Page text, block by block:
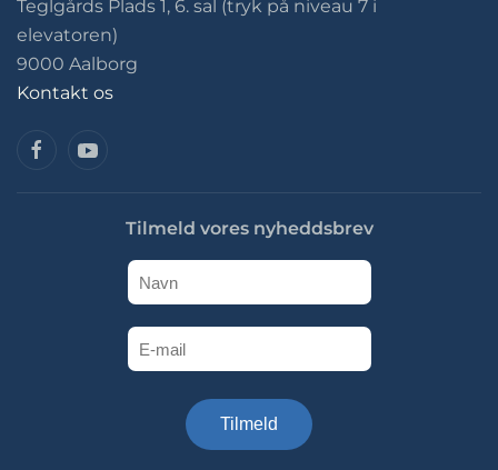
Teglgårds Plads 1, 6. sal (tryk på niveau 7 i
elevatoren)
9000 Aalborg
Kontakt os
Tilmeld vores nyheddsbrev
Tilmeld